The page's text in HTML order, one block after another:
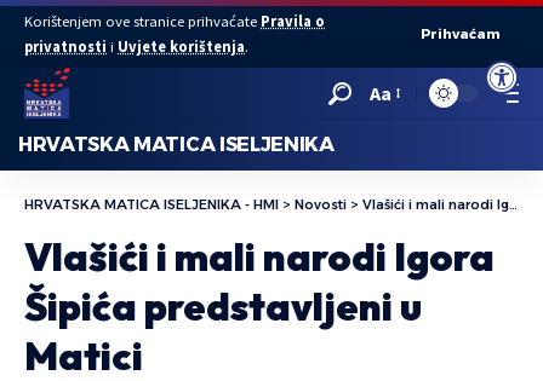
Open
Korištenjem ove stranice prihvaćate Pravila o
privatnosti i Uvjete korištenja.
Prihvaćam
Aa
HRVATSKA MATICA ISELJENIKA
HRVATSKA MATICA ISELJENIKA - HMI > Novosti > Vlašići i mali narodi Igora Šipića predstavljeni u Matici
Vlašići i mali narodi Igora
Šipića predstavljeni u
Matici